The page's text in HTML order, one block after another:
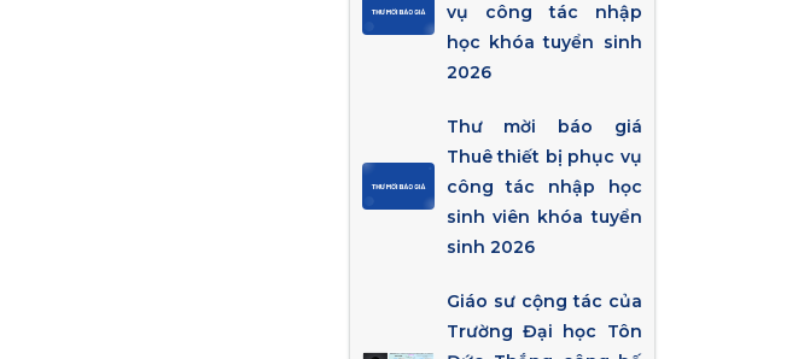
vụ công tác nhập
học khóa tuyển sinh
2026
Thư mời báo giá
Thuê thiết bị phục vụ
công tác nhập học
sinh viên khóa tuyển
sinh 2026
Giáo sư cộng tác của
Trường Đại học Tôn